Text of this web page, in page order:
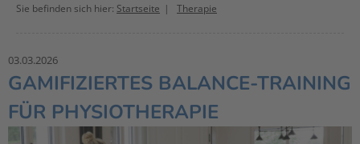
Sie befinden sich hier: Startseite Therapie
03.03.2026
GAMIFIZIERTES BALANCE-TRAINING
FÜR PHYSIOTHERAPIE